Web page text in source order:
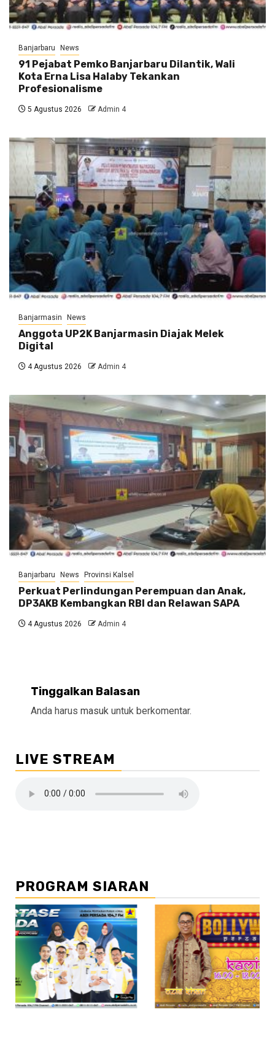
Banjarbaru News
91 Pejabat Pemko Banjarbaru Dilantik, Wali
Kota Erna Lisa Halaby Tekankan
Profesionalisme
5 Agustus 2026 Admin 4
Banjarmasin News
Anggota UP2K Banjarmasin Diajak Melek
Digital
4 Agustus 2026 Admin 4
Banjarbaru News Provinsi Kalsel
Perkuat Perlindungan Perempuan dan Anak,
DP3AKB Kembangkan RBI dan Relawan SAPA
4 Agustus 2026 Admin 4
Tinggalkan Balasan
Anda harus masuk untuk berkomentar.
LIVE STREAM
PROGRAM SIARAN
//2